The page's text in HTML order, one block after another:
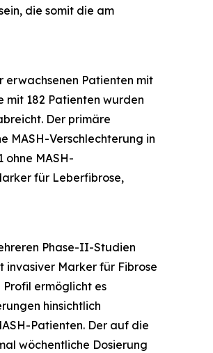
die somit die am
erwachsenen Patienten mit
mit 182 Patienten wurden
Der primäre
MASH-Verschlechterung in
ohne MASH-
für Leberfibrose,
Phase-II-Studien
invasiver Marker für Fibrose
ermöglicht es
hinsichtlich
Patienten. Der auf die
wöchentliche Dosierung